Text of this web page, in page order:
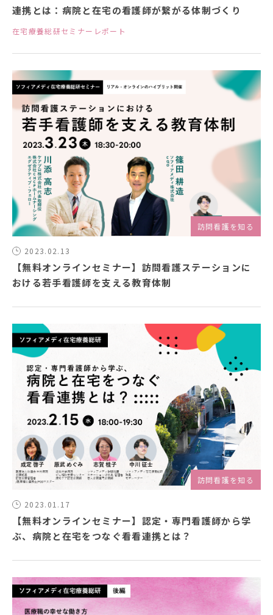
連携とは：病院と在宅の看護師が繋がる体制づくり
在宅療養総研セミナーレポート
訪問看護を知る
2023.02.13
【無料オンラインセミナー】訪問看護ステーションに
おける若手看護師を支える教育体制
訪問看護を知る
2023.01.17
【無料オンラインセミナー】認定・専門看護師から学
ぶ、病院と在宅をつなぐ看看連携とは？